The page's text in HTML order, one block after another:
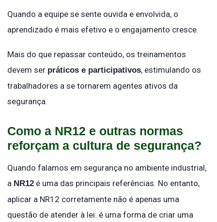
Quando a equipe se sente ouvida e envolvida, o
aprendizado é mais efetivo e o engajamento cresce.
Mais do que repassar conteúdo, os treinamentos
devem ser práticos e participativos, estimulando os
trabalhadores a se tornarem agentes ativos da
segurança.
Como a NR12 e outras normas
reforçam a cultura de segurança?
Quando falamos em segurança no ambiente industrial,
a NR12 é uma das principais referências. No entanto,
aplicar a NR12 corretamente não é apenas uma
questão de atender à lei: é uma forma de criar uma